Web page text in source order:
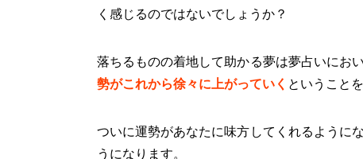
く感じるのではないでしょうか？
落ちるものの着地して助かる夢は夢占いにおい
勢がこれから徐々に上がっていく ということ
ついに運勢があなたに味方してくれるように
うになります。